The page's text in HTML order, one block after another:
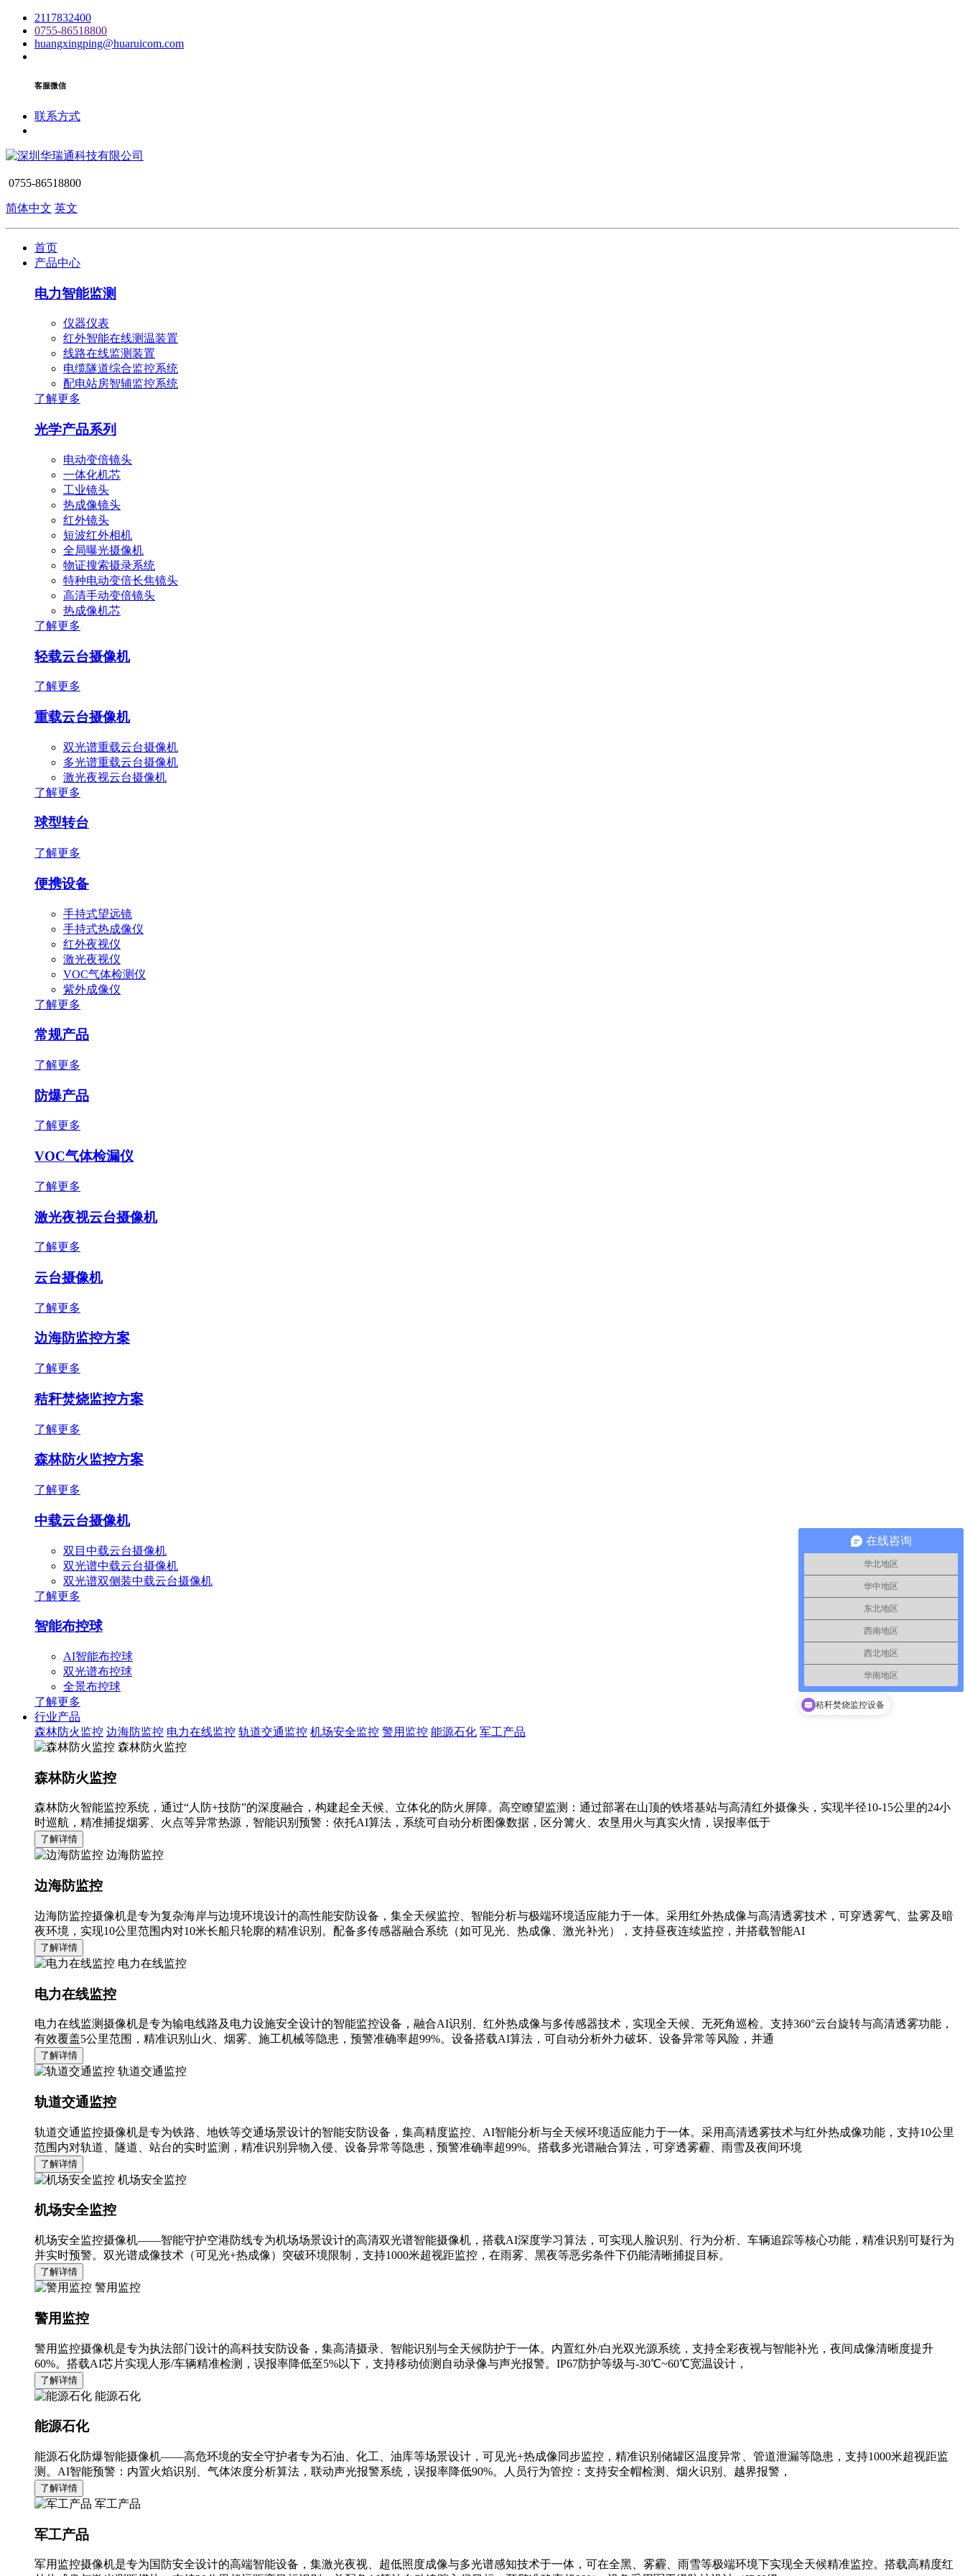
2117832400
0755-86518800
huangxingping@huaruicom.com
客服微信
联系方式
0755-86518800
简体中文 英文
首页
产品中心
电力智能监测
仪器仪表
红外智能在线测温装置
线路在线监测装置
电缆隧道综合监控系统
配电站房智辅监控系统
了解更多
光学产品系列
电动变倍镜头
一体化机芯
工业镜头
热成像镜头
红外镜头
短波红外相机
全局曝光摄像机
物证搜索摄录系统
特种电动变倍长焦镜头
高清手动变倍镜头
热成像机芯
了解更多
轻载云台摄像机
了解更多
重载云台摄像机
双光谱重载云台摄像机
多光谱重载云台摄像机
激光夜视云台摄像机
了解更多
球型转台
了解更多
便携设备
手持式望远镜
手持式热成像仪
红外夜视仪
激光夜视仪
VOC气体检测仪
紫外成像仪
了解更多
常规产品
了解更多
防爆产品
了解更多
VOC气体检漏仪
了解更多
激光夜视云台摄像机
了解更多
云台摄像机
了解更多
边海防监控方案
了解更多
秸秆焚烧监控方案
了解更多
森林防火监控方案
了解更多
中载云台摄像机
双目中载云台摄像机
双光谱中载云台摄像机
双光谱双侧装中载云台摄像机
了解更多
智能布控球
AI智能布控球
双光谱布控球
全景布控球
了解更多
行业产品
森林防火监控 边海防监控 电力在线监控 轨道交通监控 机场安全监控 警用监控 能源石化 军工产品
森林防火监控
森林防火监控
森林防火智能监控系统，通过“人防+技防”的深度融合，构建起全天候、立体化的防火屏障。高空瞭望监测：通过部署在山顶的铁塔基站与高清红外摄像头，实现半径10-15公里的24小
时巡航，精准捕捉烟雾、火点等异常热源，智能识别预警：依托AI算法，系统可自动分析图像数据，区分篝火、农垦用火与真实火情，误报率低于
了解详情
边海防监控
边海防监控
边海防监控摄像机是专为复杂海岸与边境环境设计的高性能安防设备，集全天候监控、智能分析与极端环境适应能力于一体。采用红外热成像与高清透雾技术，可穿透雾气、盐雾及暗
夜环境，实现10公里范围内对10米长船只轮廓的精准识别。配备多传感器融合系统（如可见光、热成像、激光补光），支持昼夜连续监控，并搭载智能AI
了解详情
电力在线监控
电力在线监控
电力在线监测摄像机是专为输电线路及电力设施安全设计的智能监控设备，融合AI识别、红外热成像与多传感器技术，实现全天候、无死角巡检。支持360°云台旋转与高清透雾功能，
有效覆盖5公里范围，精准识别山火、烟雾、施工机械等隐患，预警准确率超99%。设备搭载AI算法，可自动分析外力破坏、设备异常等风险，并通
了解详情
轨道交通监控
轨道交通监控
轨道交通监控摄像机是专为铁路、地铁等交通场景设计的智能安防设备，集高精度监控、AI智能分析与全天候环境适应能力于一体。采用高清透雾技术与红外热成像功能，支持10公里
范围内对轨道、隧道、站台的实时监测，精准识别异物入侵、设备异常等隐患，预警准确率超99%。搭载多光谱融合算法，可穿透雾霾、雨雪及夜间环境
了解详情
机场安全监控
机场安全监控
机场安全监控摄像机——智能守护空港防线专为机场场景设计的高清双光谱智能摄像机，搭载AI深度学习算法，可实现人脸识别、行为分析、车辆追踪等核心功能，精准识别可疑行为
并实时预警。双光谱成像技术（可见光+热成像）突破环境限制，支持1000米超视距监控，在雨雾、黑夜等恶劣条件下仍能清晰捕捉目标。
了解详情
警用监控
警用监控
警用监控摄像机是专为执法部门设计的高科技安防设备，集高清摄录、智能识别与全天候防护于一体。内置红外/白光双光源系统，支持全彩夜视与智能补光，夜间成像清晰度提升
60%。搭载AI芯片实现人形/车辆精准检测，误报率降低至5%以下，支持移动侦测自动录像与声光报警。IP67防护等级与-30℃~60℃宽温设计，
了解详情
能源石化
能源石化
能源石化防爆智能摄像机——高危环境的安全守护者专为石油、化工、油库等场景设计，可见光+热成像同步监控，精准识别储罐区温度异常、管道泄漏等隐患，支持1000米超视距监
测。AI智能预警：内置火焰识别、气体浓度分析算法，联动声光报警系统，误报率降低90%。人员行为管控：支持安全帽检测、烟火识别、越界报警，
了解详情
军工产品
军工产品
军用监控摄像机是专为国防安全设计的高端智能设备，集激光夜视、超低照度成像与多光谱感知技术于一体，可在全黑、雾霾、雨雪等极端环境下实现全天候精准监控。搭载高精度红
在线咨询
华北地区
华中地区
东北地区
西南地区
西北地区
华南地区
秸秆焚烧监控设备